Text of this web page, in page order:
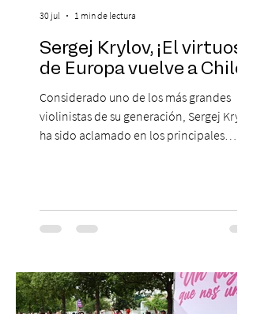
Sergej Krylov, ¡El virtuoso
de Europa vuelve a Chile!
Considerado uno de los más grandes
violinistas de su generación, Sergej Krylov
ha sido aclamado en los principales
escenario del Teatro CA660 para
protagonizar una velada extraordinaria
Las Cuatro Estaciones de Antonio Vivaldi y
Las Cuatro Estaciones Porteñas de Astor
30 jul 1 min de lectura